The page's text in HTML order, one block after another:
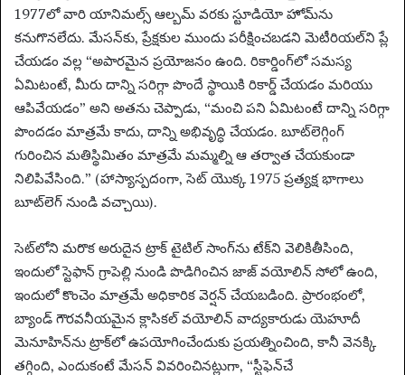
1977లో వారి యానిమల్స్ ఆల్బమ్ వరకు స్టూడియో హోమ్‌ను
కనుగొనలేదు. మేసన్‌కు, ప్రేక్షకుల ముందు పరీక్షించబడని మెటీరియల్‌ని ప్లే
చేయడం వల్ల “అపారమైన ప్రయోజనం ఉంది. రికార్డింగ్‌లో సమస్య
ఏమిటంటే, మీరు దాన్ని సరిగ్గా పొందే స్థాయికి రికార్డ్ చేయడం మరియు
ఆపివేయడం” అని అతను చెప్పాడు, “మంచి పని ఏమిటంటే దాన్ని సరిగ్గా
పొందడం మాత్రమే కాదు, దాన్ని అభివృద్ధి చేయడం. బూట్‌లెగ్గింగ్
గురించిన మతిస్థిమితం మాత్రమే మమ్మల్ని ఆ తర్వాత చేయకుండా
నిలిపివేసింది.” (హాస్యాస్పదంగా, సెట్ యొక్క 1975 ప్రత్యక్ష భాగాలు
బూట్‌లెగ్ నుండి వచ్చాయి).
సెట్‌లోని మరొక అరుదైన ట్రాక్ టైటిల్ సాంగ్‌ను టేక్‌ని వెలికితీసింది,
ఇందులో స్టెఫాన్ గ్రాపెల్లి నుండి పొడిగించిన జాజ్ వయోలిన్ సోలో ఉంది,
ఇందులో కొంచెం మాత్రమే అధికారిక వెర్షన్ చేయబడింది. ప్రారంభంలో,
బ్యాండ్ గౌరవనీయమైన క్లాసికల్ వయోలిన్ వాద్యకారుడు యెహూదీ
మెనూహిన్‌ను ట్రాక్‌లో ఉపయోగించేందుకు ప్రయత్నించింది, కానీ వెనక్కి
తగ్గింది, ఎందుకంటే మేసన్ వివరించినట్లుగా, “స్టీఫెన్‌చే